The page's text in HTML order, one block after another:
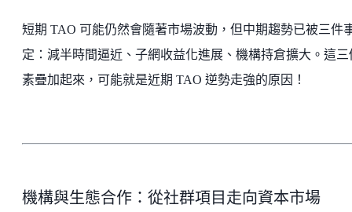
短期 TAO 可能仍然會隨著市場波動，但中期趨勢已被三件
定：減半時間逼近、子網收益化進展、機構持倉擴大。這三
素疊加起來，可能就是近期 TAO 逆勢走強的原因！
機構與生態合作：從社群項目走向資本市場